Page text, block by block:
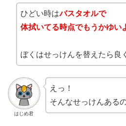
ひどい時はバスタオルで
体拭いてる時点でもうかゆい
ぼくはせっけんを替えたら良
はじめ君
えっ！
そんなせっけんある